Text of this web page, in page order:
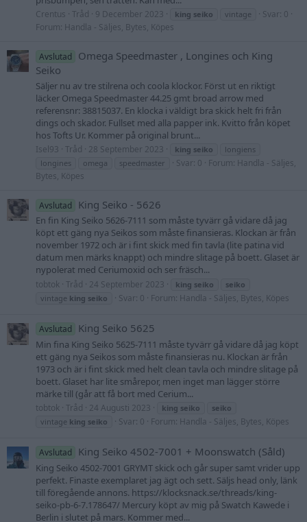
Crentus Tråd 9 December 2023 king seiko vintage
Svar: 0
Forum: Handla - Säljes, Bytes, Köpes
Avslutad
Omega Speedmaster , Longines och King
Seiko
Säljer nu av tre stilrena och coola klockor. Först ut en riktigt
läcker Omega Speedmaster 44.25 gmt broad arrow med
referensnr: 38815037. En klocka i väldigt bra skick helt fri från
dings och skador. Fullset med alla papper ink. Kvitto från köpet
hos Tofts Ur. Kommer på original brunt...
Isel93 Tråd 28 September 2023 king seiko
longiens
longines
omega speedmaster Svar: 0 Forum: Handla - Säljes,
Bytes, Köpes
Avslutad King Seiko - 5626
En fin King Seiko 5626-7111 som måste tyvärr gå vidare då jag
köpt ett gäng nya Seikos som måste finansieras. Klockan är från
november 1972 och är i fint skick med fin tavla (lite patina vid
datum men märks knappt) och mindre slitage på boett. Glaset är
nypolerat med Ceriumoxid och ser fräsch...
tobtok Tråd 24 September 2023 king seiko
seiko
vintage king seiko Svar: 0 Forum: Handla - Säljes, Bytes, Köpes
Avslutad King Seiko 5625
Min fina King Seiko 5625-7111 måste tyvärr gå vidare då jag köpt
ett gäng nya Seikos som måste finansieras nu. Klockan är från
1973 och är i fint skick med helt clean tavla och mindre slitage på
boett. Glaset har lite smårepor, men inget man lägger större
märke till (går att få bort med Cerium...
tobtok Tråd 24 Augusti 2023 king seiko
seiko
vintage king seiko Svar: 0 Forum: Handla - Säljes, Bytes, Köpes
Avslutad King Seiko 4502-7001 + Moonswatch (Såld)
King Seiko 4502-7001 GRYMT skick och går super samt vrider upp
perfekt. Finaste exemplaret jag ägt och sett. Säljs head only, länk
till föregående annons. https://klocksnack.se/threads/king-
seiko-pb-6-7.178647/ Mercury köpt av mig på Swatch Kawede i
Berlin i slutet på mars. Kommer med...